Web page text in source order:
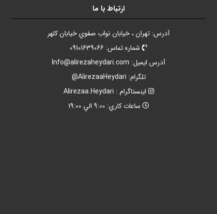
ارتباط با ما
آدرس: تهران ، خيابان نواب صفوي خيابان کلهر
شماره تماس: 09101639066
آدرس ايميل: Info@alirezaheydari.com
تلگرام: AlirezaaHeydari@
اينستاگرام : Alirezaa.Heydari
ساعات کاري: 9:00 الي 19:00